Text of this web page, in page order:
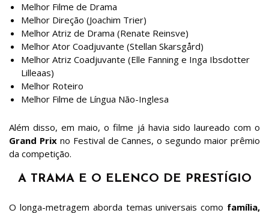
Melhor Filme de Drama
Melhor Direção (Joachim Trier)
Melhor Atriz de Drama (Renate Reinsve)
Melhor Ator Coadjuvante (Stellan Skarsgård)
Melhor Atriz Coadjuvante (Elle Fanning e Inga Ibsdotter
Lilleaas)
Melhor Roteiro
Melhor Filme de Língua Não-Inglesa
Além disso, em maio, o filme já havia sido laureado com o
Grand Prixno Festival de Cannes, o segundo maior prêmio
da competição.
A TRAMA E O ELENCO DE PRESTÍGIO
O longa-metragem aborda temas universais como família,